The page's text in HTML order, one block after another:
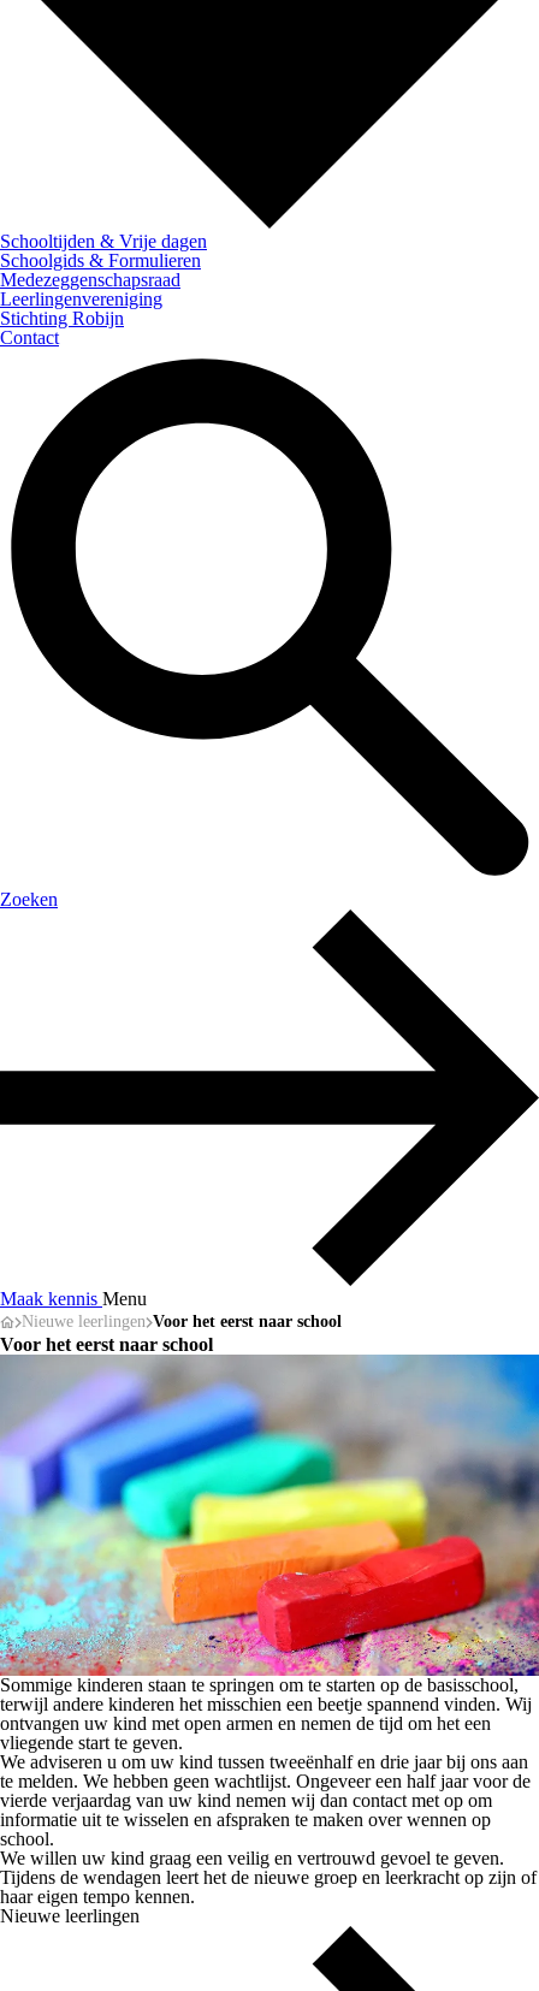
Schooltijden & Vrije dagen
Schoolgids & Formulieren
Medezeggenschapsraad
Leerlingenvereniging
Stichting Robijn
Contact
Zoeken
Maak kennis Menu
Nieuwe leerlingen Voor het eerst naar school
Voor het eerst naar school
Sommige kinderen staan te springen om te starten op de basisschool,
terwijl andere kinderen het misschien een beetje spannend vinden. Wij
ontvangen uw kind met open armen en nemen de tijd om het een
vliegende start te geven.
We adviseren u om uw kind tussen tweeënhalf en drie jaar bij ons aan
te melden. We hebben geen wachtlijst. Ongeveer een half jaar voor de
vierde verjaardag van uw kind nemen wij dan contact met op om
informatie uit te wisselen en afspraken te maken over wennen op
school.
We willen uw kind graag een veilig en vertrouwd gevoel te geven.
Tijdens de wendagen leert het de nieuwe groep en leerkracht op zijn of
haar eigen tempo kennen.
Nieuwe leerlingen